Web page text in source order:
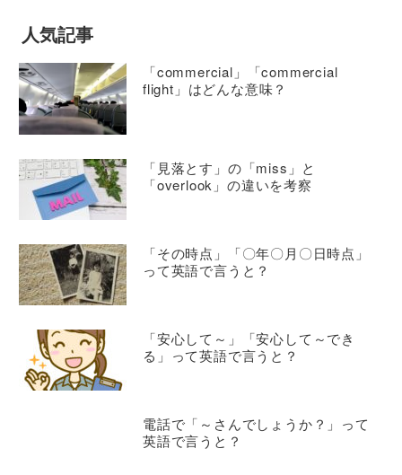
人気記事
「commercial」「commercial
flight」はどんな意味？
「見落とす」の「miss」と
「overlook」の違いを考察
「その時点」「〇年〇月〇日時点」
って英語で言うと？
「安心して～」「安心して～でき
る」って英語で言うと？
電話で「～さんでしょうか？」って
英語で言うと？